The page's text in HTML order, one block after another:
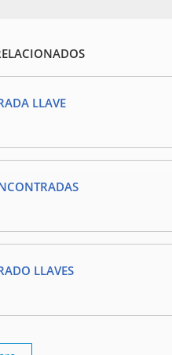
LLAVE
LLAVES